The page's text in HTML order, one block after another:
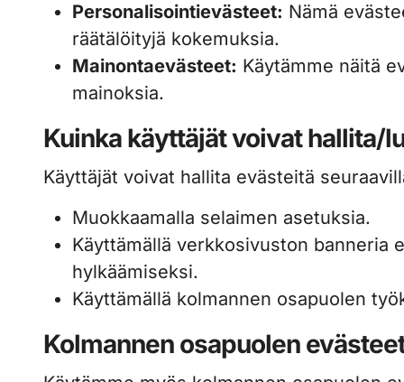
Personalisointievästeet: Nämä
räätälöityjä kokemuksia.
Mainontaevästeet: Käytämme näitä
mainoksia.
Kuinka käyttäjät voivat hallita/
Käyttäjät voivat hallita evästeitä
Muokkaamalla selaimen asetuksia.
Käyttämällä verkkosivuston banneria
hylkäämiseksi.
Käyttämällä kolmannen osapuolen
Kolmannen osapuolen